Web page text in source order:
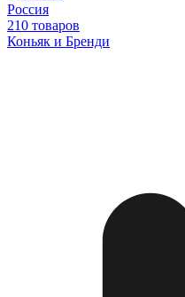
Россия
210 товаров
Коньяк и Бренди